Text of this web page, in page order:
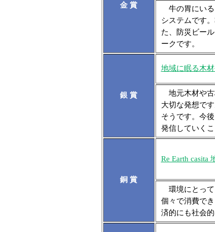
金 賞
牛の胃にいる
システムです
た、防災ビー
ークです。
銀 賞
地域に眠る木
地元木材や古
大切な発想で
そうです。今
発信していくこ
銅 賞
Re Earth casita
環境にとって
個々で消費で
済的にも社会